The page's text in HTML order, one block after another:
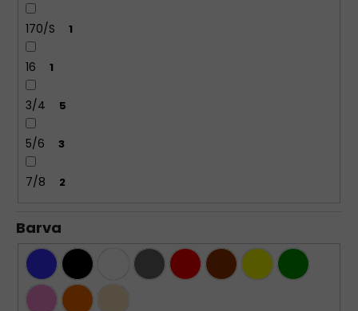
170/S 1
16 1
3/4 5
5/6 3
7/8 2
Barva